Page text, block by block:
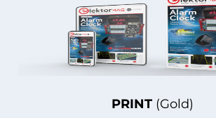
PRINT (Gold)